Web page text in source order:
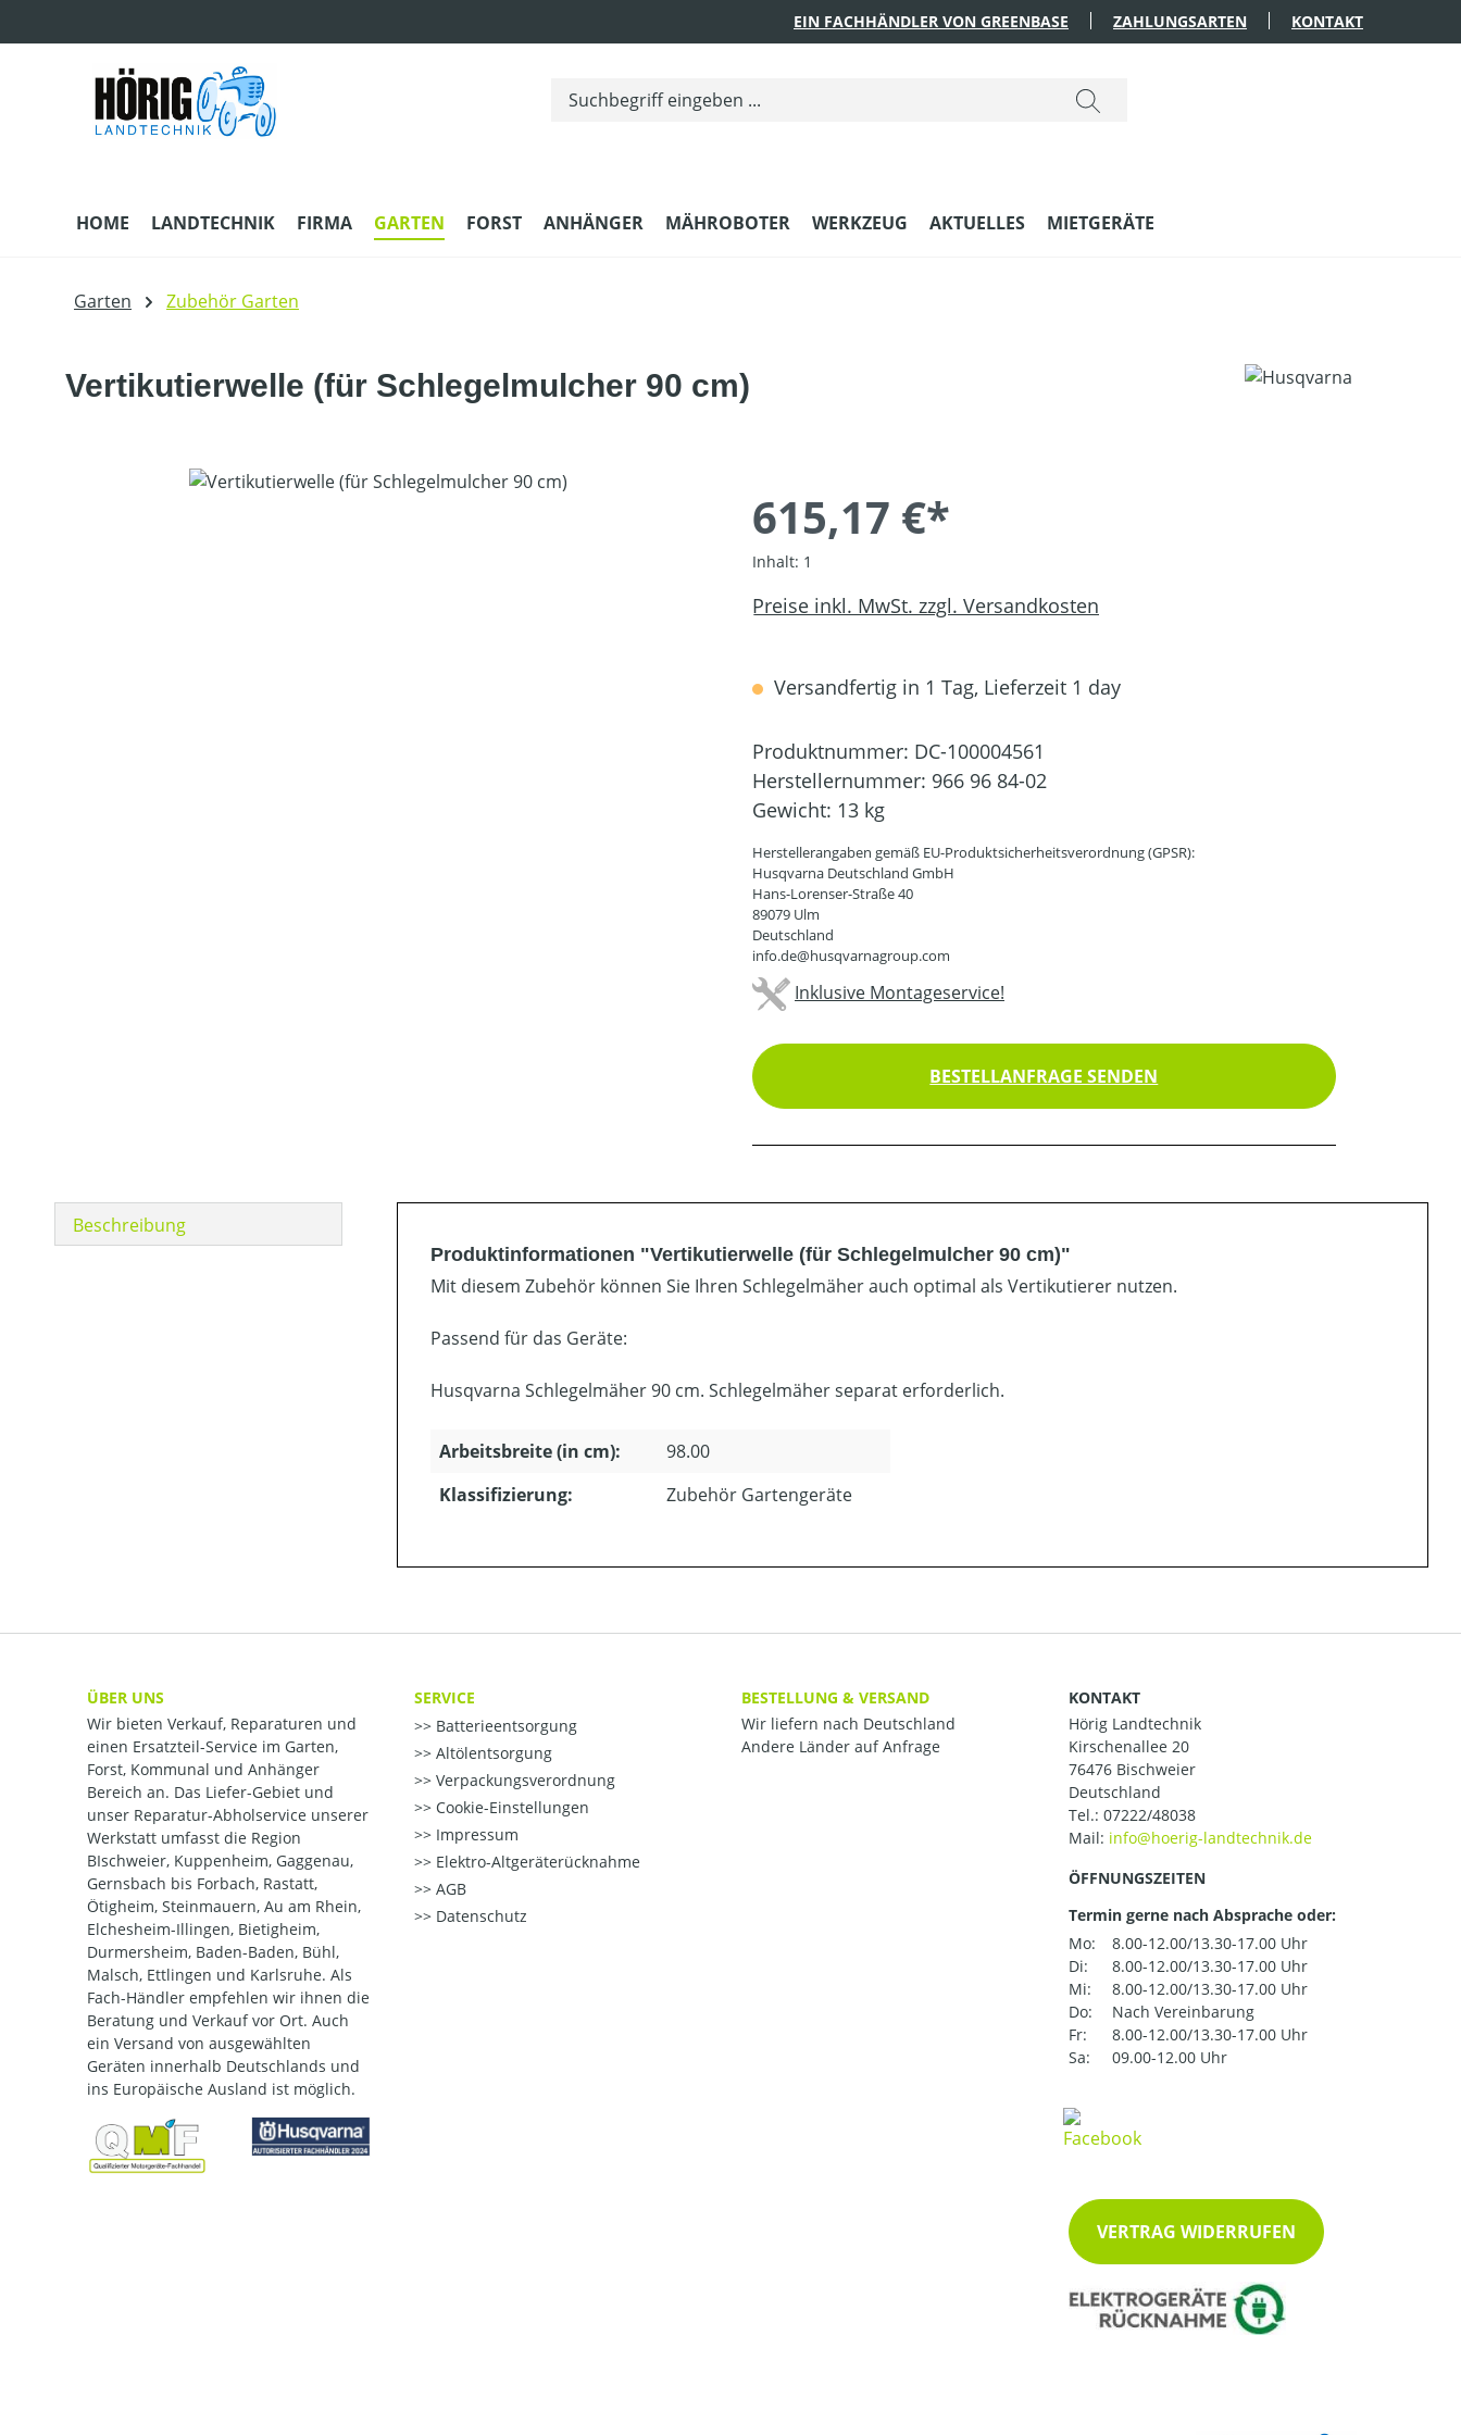
EIN FACHHÄNDLER VON GREENBASE ZAHLUNGSARTEN KONTAKT
HOME LANDTECHNIK FIRMA GARTEN FORST ANHÄNGER MÄHROBOTER WERKZEUG AKTUELLES MIETGERÄTE
Garten Zubehör Garten
Vertikutierwelle (für Schlegelmulcher 90 cm)
Bildergalerie überspringen
615,17 €*
Inhalt: 1
Preise inkl. MwSt. zzgl. Versandkosten
Versandfertig in 1 Tag, Lieferzeit 1 day
Produktnummer: DC-100004561
Herstellernummer: 966 96 84-02
Gewicht: 13 kg
Herstellerangaben gemäß EU-Produktsicherheitsverordnung (GPSR):
Husqvarna Deutschland GmbH
Hans-Lorenser-Straße 40
89079 Ulm
Deutschland
info.de@husqvarnagroup.com
Inklusive Montageservice!
BESTELLANFRAGE SENDEN
Beschreibung
Produktinformationen "Vertikutierwelle (für Schlegelmulcher 90 cm)"
Mit diesem Zubehör können Sie Ihren Schlegelmäher auch optimal als Vertikutierer nutzen.
Passend für das Geräte:
Husqvarna Schlegelmäher 90 cm. Schlegelmäher separat erforderlich.
Arbeitsbreite (in cm):
98.00
Klassifizierung:
Zubehör Gartengeräte
ÜBER UNS
Wir bieten Verkauf, Reparaturen und
einen Ersatzteil-Service im Garten,
Forst, Kommunal und Anhänger
Bereich an. Das Liefer-Gebiet und
unser Reparatur-Abholservice unserer
Werkstatt umfasst die Region
BIschweier, Kuppenheim, Gaggenau,
Gernsbach bis Forbach, Rastatt,
Ötigheim, Steinmauern, Au am Rhein,
Elchesheim-Illingen, Bietigheim,
Durmersheim, Baden-Baden, Bühl,
Malsch, Ettlingen und Karlsruhe. Als
Fach-Händler empfehlen wir ihnen die
Beratung und Verkauf vor Ort. Auch
ein Versand von ausgewählten
Geräten innerhalb Deutschlands und
ins Europäische Ausland ist möglich.
SERVICE
Batterieentsorgung
Altölentsorgung
Verpackungsverordnung
Cookie-Einstellungen
Impressum
Elektro-Altgeräterücknahme
AGB
Datenschutz
BESTELLUNG & VERSAND
Wir liefern nach Deutschland
Andere Länder auf Anfrage
KONTAKT
Hörig Landtechnik
Kirschenallee 20
76476 Bischweier
Deutschland
Tel.: 07222/48038
Mail:
ÖFFNUNGSZEITEN
Termin gerne nach Absprache oder:
Mo:
8.00-12.00/13.30-17.00 Uhr
Di:
8.00-12.00/13.30-17.00 Uhr
Mi:
8.00-12.00/13.30-17.00 Uhr
Do:
Nach Vereinbarung
Fr:
8.00-12.00/13.30-17.00 Uhr
Sa:
09.00-12.00 Uhr
VERTRAG WIDERRUFEN